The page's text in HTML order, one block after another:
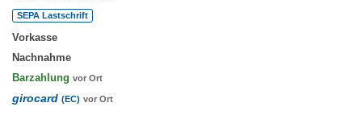
SEPA Lastschrift
Vorkasse
Nachnahme
Barzahlung vor Ort
girocard (EC) vor Ort